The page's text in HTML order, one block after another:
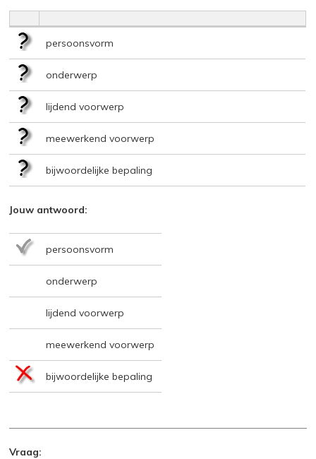
persoonsvorm
onderwerp
lijdend voorwerp
meewerkend voorwerp
bijwoordelijke bepaling
Jouw antwoord:
persoonsvorm
onderwerp
lijdend voorwerp
meewerkend voorwerp
bijwoordelijke bepaling
Vraag: